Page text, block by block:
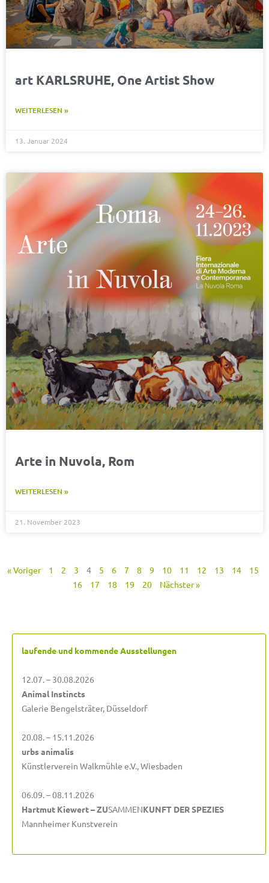
art KARLSRUHE, One Artist Show
WEITERLESEN »
13. Januar 2024
Arte in Nuvola, Rom
WEITERLESEN »
21. November 2023
« Voriger 1 2 3 4 5 6 7 8 9 10 11 12 13 14
15
16
17 18 19 20 Nächster »
laufende und kommende Ausstellungen
12.07. – 30.08.2026
Animal Instincts
Galerie Bengelsträter, Düsseldorf
20.08. – 15.11.2026
urbs animalis
Künstlerverein Walkmühle e.V., Wiesbaden
06.09. – 08.11.2026
Hartmut Kiewert – ZUSAMMENKUNFT DER SPEZIES
Mannheimer Kunstverein